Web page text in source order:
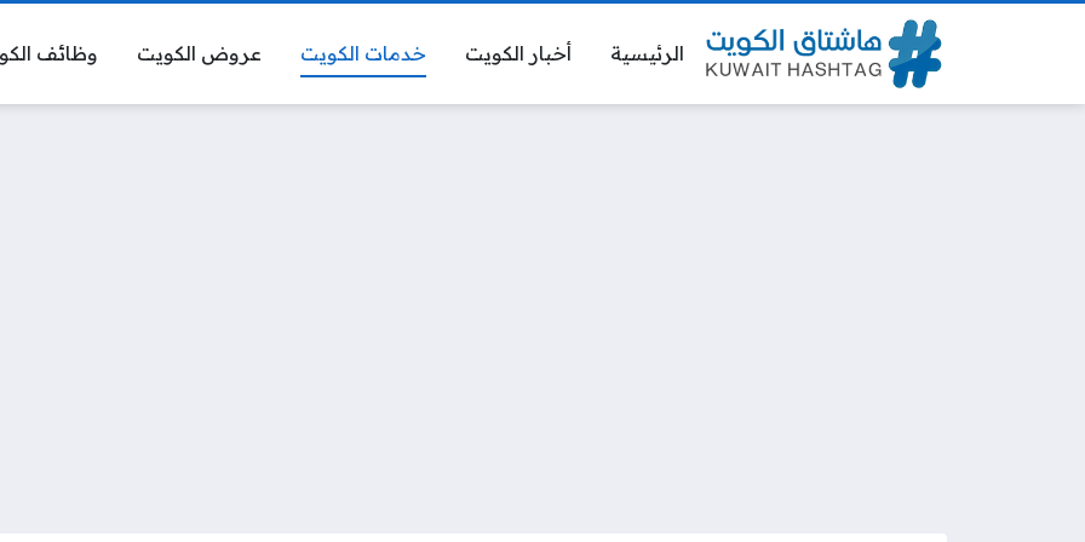
الرئيسية أخبار الكويت خدمات الكويت عروض الكويت وظائف